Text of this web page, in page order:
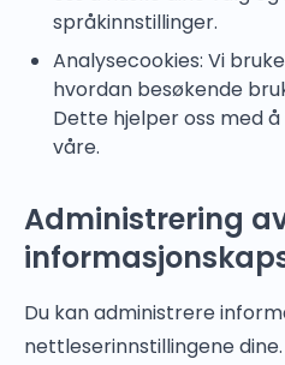
språkinnstillinger.
Analysecookies: Vi
hvordan besøkende
Dette hjelper oss med
våre.
Administrering
Du kan administrere
nettleserinnstillingene